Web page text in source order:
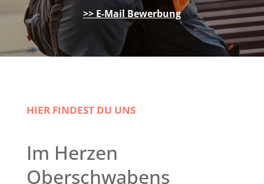
>> E-Mail Bewerbung
HIER FINDEST DU UNS
Im Herzen
Oberschwabens